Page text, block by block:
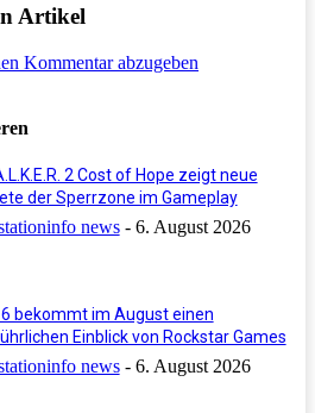
Artikel
Kommentar abzugeben
2 Cost of Hope zeigt neue
der Sperrzone im Gameplay
news - 6. August 2026
6 bekommt im August einen
Einblick von Rockstar Games
news - 6. August 2026